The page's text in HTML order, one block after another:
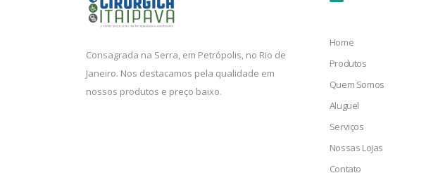
Consagrada na Serra, em Petrópolis, no Rio de
Janeiro. Nos destacamos pela qualidade em
nossos produtos e preço baixo.
Home
Produtos
Quem Somos
Aluguel
Serviços
Nossas Lojas
Contato